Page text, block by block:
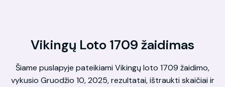
Vikingų Loto 1709 žaidimas
Šiame puslapyje pateikiami Vikingų loto 1709 žaidimo,
vykusio Gruodžio 10, 2025, rezultatai, ištraukti skaičiai ir